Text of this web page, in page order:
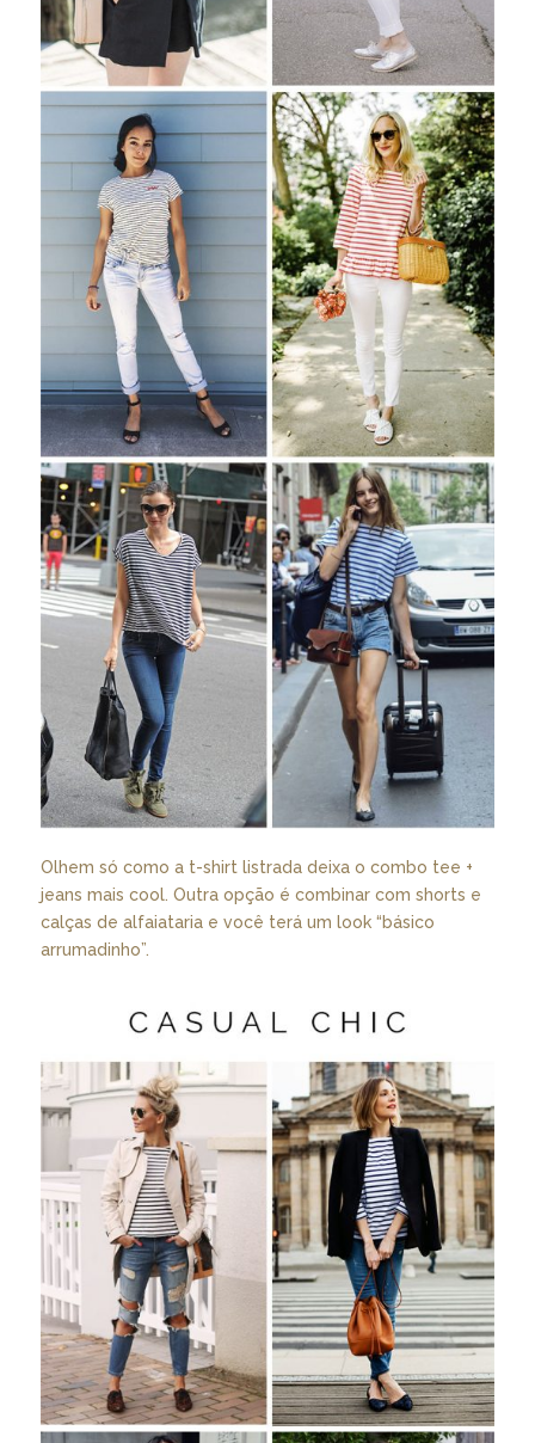
Olhem só como a t-shirt listrada deixa o combo tee +
jeans mais cool. Outra opção é combinar com shorts e
calças de alfaiataria e você terá um look “básico
arrumadinho”.